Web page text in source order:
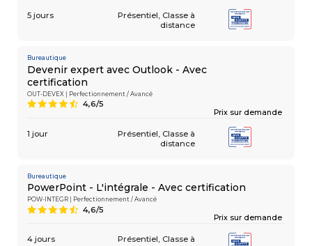
5 jours Présentiel Classe à
distance
Bureautique
Devenir expert avec Outlook - Avec
certification
OUT-DEVEX | Perfectionnement / Avancé
Prix sur demande
9 4,6/5
1 jour Présentiel Classe à
distance
Bureautique
PowerPoint - L'intégrale - Avec certification
POW-INTEGR | Perfectionnement / Avancé
Prix sur demande
9 4,6/5
4 jours Présentiel Classe à